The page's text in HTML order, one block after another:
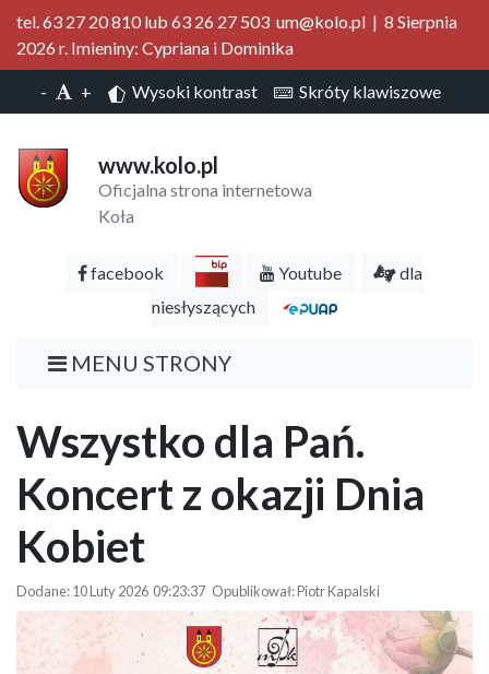
tel. 63 27 20 810 lub 63 26 27 503 um@kolo.pl | 8 Sierpnia
2026 r. Imieniny: Cypriana i Dominika
- + Wysoki kontrast Skróty klawiszowe
www.kolo.pl
Oficjalna strona internetowa
Koła
facebook Youtube
dla
niesłyszących
MENU STRONY
Wszystko dla Pań.
Koncert z okazji Dnia
Kobiet
Dodane: 10 Luty 2026 09:23:37 Opublikował: Piotr Kapalski